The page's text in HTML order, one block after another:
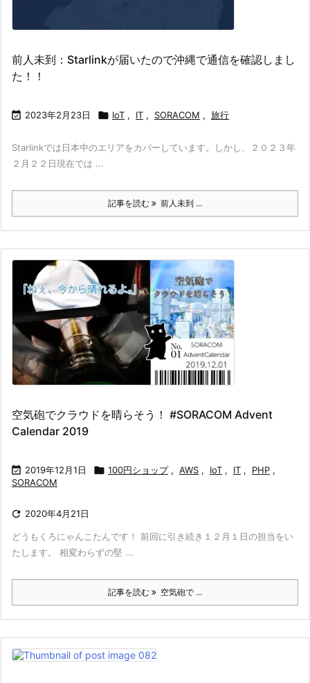
前人未到：Starlinkが届いたので沖縄で通信を確認しまし
た！！
 2023年2月23日  IoT , IT , SORACOM , 旅行
Starlinkでは日本中のエリアをカバーしています。しかし、２０２３年
２月２２日現在では ...
記事を読む 前人未到 ...
空気砲でクラウドを晴らそう！ #SORACOM Advent
Calendar 2019
 2019年12月1日  100円ショップ , AWS , IoT , IT , PHP ,
SORACOM
 2020年4月21日
どうもくろにゃんこたんです！ 前回に引き続き１２月１日の担当をい
たします。 相変わらずの堅 ...
記事を読む 空気砲で ...